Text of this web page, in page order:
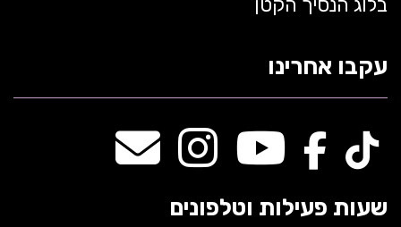
בלוג הנסיך הקטן
עקבו אחרינו
שעות פעילות וטלפונים